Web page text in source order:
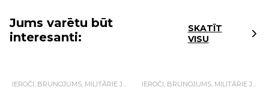
Jums varētu būt
interesanti:
SKATĪT
VISU
IEROČI, BRUŅOJUMS, MILITĀRIE JAUTĀJUMI IEROČI, BRUŅOJUMS, MILITĀRIE JAUTĀJUMI